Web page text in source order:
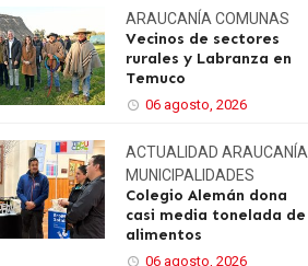
ARAUCANÍA COMUNAS
Vecinos de sectores
rurales y Labranza en
Temuco
06 agosto, 2026
ACTUALIDAD ARAUCANÍA
MUNICIPALIDADES
Colegio Alemán dona
casi media tonelada de
alimentos
06 agosto, 2026